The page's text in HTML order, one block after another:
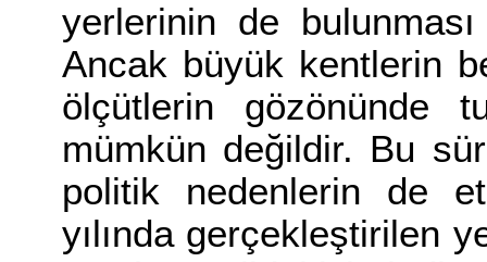
yerlerinin de
Ancak büyük kentlerin
ölçütlerin gözönünde
mümkün değildir. Bu
politik nedenlerin de
yılında gerçekleştirilen